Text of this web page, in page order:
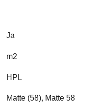
Ja
m2
HPL
Matte (58), Matte 58